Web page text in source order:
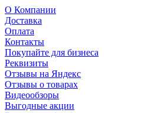
О Компании
Доставка
Оплата
Контакты
Покупайте для бизнеса
Реквизиты
Отзывы на Яндекс
Отзывы о товарах
Видеообзоры
Выгодные акции